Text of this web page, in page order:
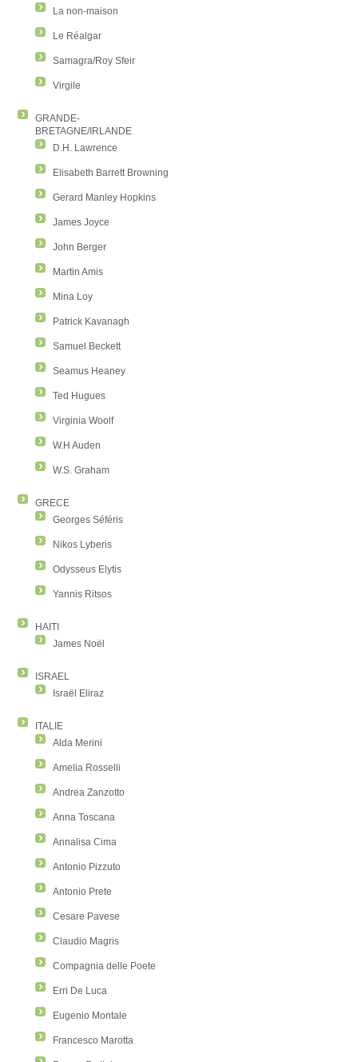
La non-maison
Le Réalgar
Samagra/Roy Sfeir
Virgile
GRANDE-
BRETAGNE/IRLANDE
D.H. Lawrence
Elisabeth Barrett Browning
Gerard Manley Hopkins
James Joyce
John Berger
Martin Amis
Mina Loy
Patrick Kavanagh
Samuel Beckett
Seamus Heaney
Ted Hugues
Virginia Woolf
W.H Auden
W.S. Graham
GRECE
Georges Séféris
Nikos Lyberis
Odysseus Elytis
Yannis Ritsos
HAITI
James Noël
ISRAEL
Israël Eliraz
ITALIE
Alda Merini
Amelia Rosselli
Andrea Zanzotto
Anna Toscana
Annalisa Cima
Antonio Pizzuto
Antonio Prete
Cesare Pavese
Claudio Magris
Compagnia delle Poete
Erri De Luca
Eugenio Montale
Francesco Marotta